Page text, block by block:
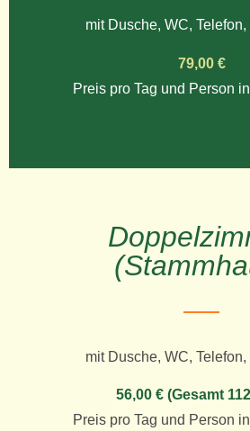
mit Dusche, WC,
79,00 €
Preis pro Tag und Person
mit Dusche, WC,
56,00 € (Gesamt
Preis pro Tag und Person